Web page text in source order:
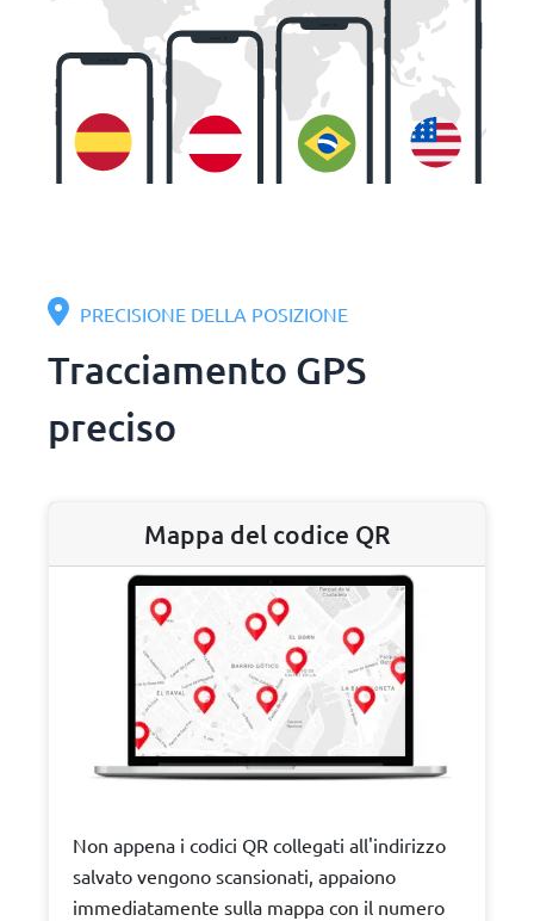
PRECISIONE DELLA POSIZIONE
Tracciamento GPS
preciso
Mappa del codice QR
Non appena i codici QR collegati all'indirizzo
salvato vengono scansionati, appaiono
immediatamente sulla mappa con il numero